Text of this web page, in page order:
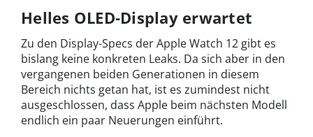
Helles OLED-Display erwartet
Zu den Display-Specs der Apple Watch 12 gibt es
bislang keine konkreten Leaks. Da sich aber in den
vergangenen beiden Generationen in diesem
Bereich nichts getan hat, ist es zumindest nicht
ausgeschlossen, dass Apple beim nächsten Modell
endlich ein paar Neuerungen einführt.